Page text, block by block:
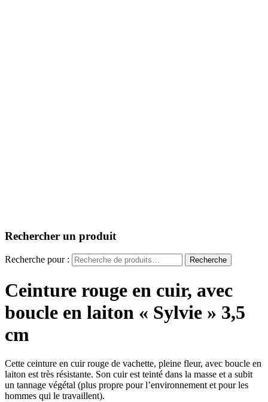
Rechercher un produit
Recherche pour : Recherche
Ceinture rouge en cuir, avec
boucle en laiton « Sylvie » 3,5
cm
Cette ceinture en cuir rouge de vachette, pleine fleur, avec boucle en
laiton est très résistante. Son cuir est teinté dans la masse et a subit
un tannage végétal (plus propre pour l’environnement et pour les
hommes qui le travaillent).